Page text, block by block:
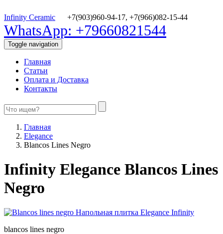
Infinity Ceramic +7(903)960-94-17, +7(966)082-15-44
WhatsApp: +79660821544
Toggle navigation
Главная
Статьи
Оплата и Доставка
Контакты
Главная
Elegance
Blancos Lines Negro
Infinity Elegance Blancos Lines
Negro
blancos lines negro